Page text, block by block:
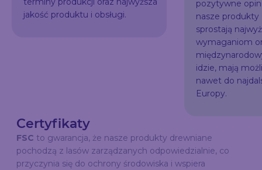
jakość produktu i obsługi.
pozytywne
nasze
sprostają
wymaganiom
idzie, mają
nawet do
Europy.
Certyfikaty
FSC to gwarancja, że nasze produkty drewniane
pochodzą z lasów zarządzanych odpowiedzialnie, co
przyczynia się do ochrony środowiska i wspiera